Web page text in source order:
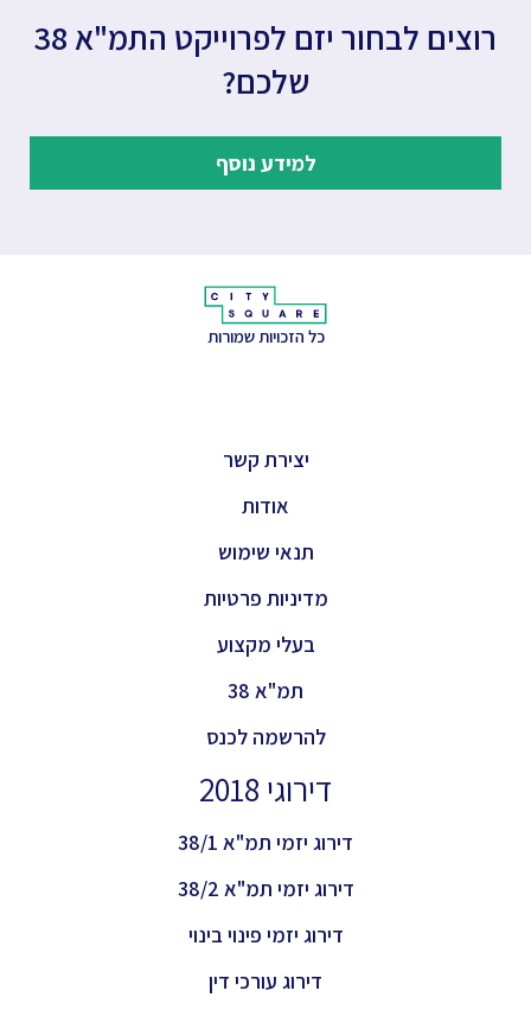
רוצים לבחור יזם לפרוייקט התמ"א 38
שלכם?
למידע נוסף
כל הזכויות שמורות
יצירת קשר
אודות
תנאי שימוש
מדיניות פרטיות
בעלי מקצוע
תמ"א 38
להרשמה לכנס
דירוגי 2018
דירוג יזמי תמ"א 38/1
דירוג יזמי תמ"א 38/2
דירוג יזמי פינוי בינוי
דירוג עורכי דין